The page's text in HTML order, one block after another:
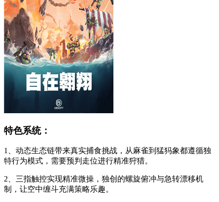
特色系统：
1、动态生态链带来真实捕食挑战，从麻雀到猛犸象都遵循独
特行为模式，需要预判走位进行精准狩猎。
2、三指触控实现精准微操，独创的螺旋俯冲与急转漂移机
制，让空中缠斗充满策略乐趣。